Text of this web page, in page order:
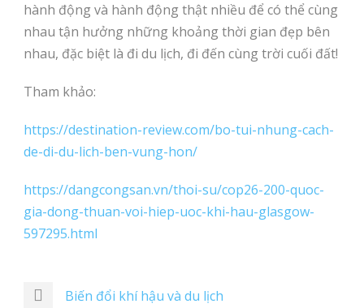
hành động và hành động thật nhiều để có thể cùng
nhau tận hưởng những khoảng thời gian đẹp bên
nhau, đặc biệt là đi du lịch, đi đến cùng trời cuối đất!
Tham khảo:
https://destination-review.com/bo-tui-nhung-cach-
de-di-du-lich-ben-vung-hon/
https://dangcongsan.vn/thoi-su/cop26-200-quoc-
gia-dong-thuan-voi-hiep-uoc-khi-hau-glasgow-
597295.html
Biến đổi khí hậu và du lịch